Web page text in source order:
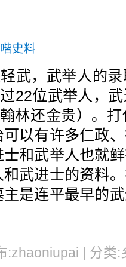
史料
，武举人的录
22位武举人，
林还金贵）。
以有许多仁政
和武举人也就
武进士的资料
是连平最早的
:zhaoniupai | 分类